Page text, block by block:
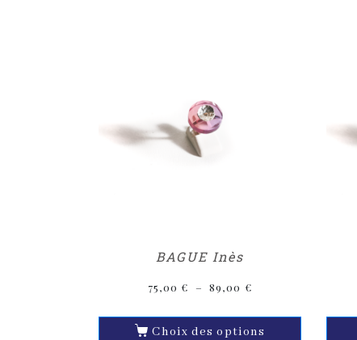
BAGUE Inès
75,00 € – 89,00 €
Choix des options